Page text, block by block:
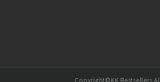
Copyright©KK Bestsellers